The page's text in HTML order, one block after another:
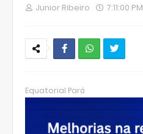
Junior Ribeiro 7:11:00 PM
hats
p
Equatorial Pará